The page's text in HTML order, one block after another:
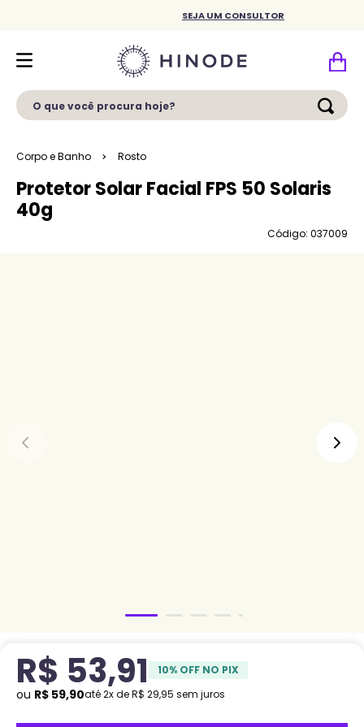
SEJA UM CONSULTOR
O que você procura hoje?
Corpo e Banho Rosto
Protetor Solar Facial FPS 50 Solaris
40g
Código: 037009
R$ 53,91 10% OFF NO PIX
ou R$ 59,90até2x deR$ 29,95 sem juros